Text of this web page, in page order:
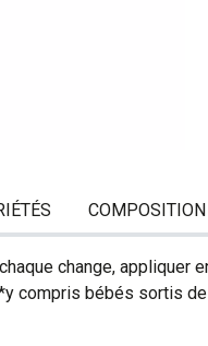
COMPOSITION
change, appliquer
compris bébés sortis